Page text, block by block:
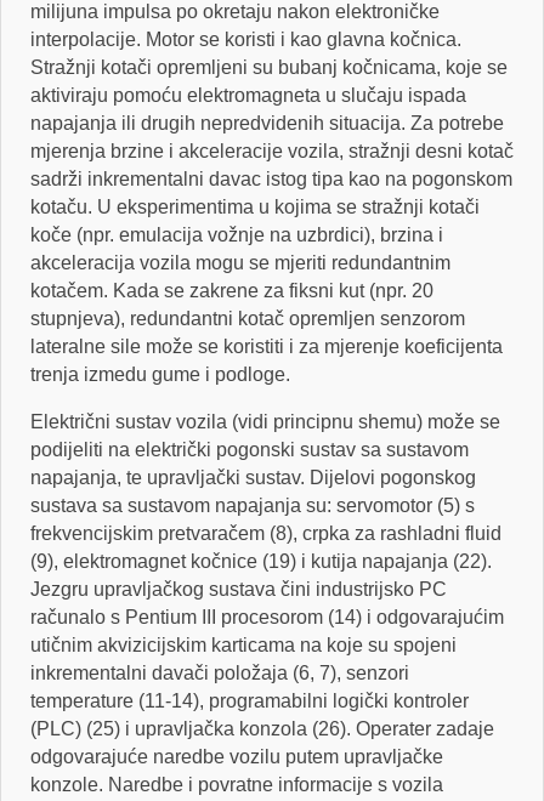
milijuna impulsa po okretaju nakon elektroničke
interpolacije. Motor se koristi i kao glavna kočnica.
Stražnji kotači opremljeni su bubanj kočnicama, koje se
aktiviraju pomoću elektromagneta u slučaju ispada
napajanja ili drugih nepredvidenih situacija. Za potrebe
mjerenja brzine i akceleracije vozila, stražnji desni kotač
sadrži inkrementalni davac istog tipa kao na pogonskom
kotaču. U eksperimentima u kojima se stražnji kotači
koče (npr. emulacija vožnje na uzbrdici), brzina i
akceleracija vozila mogu se mjeriti redundantnim
kotačem. Kada se zakrene za fiksni kut (npr. 20
stupnjeva), redundantni kotač opremljen senzorom
lateralne sile može se koristiti i za mjerenje koeficijenta
trenja izmedu gume i podloge.
Električni sustav vozila (vidi principnu shemu) može se
podijeliti na električki pogonski sustav sa sustavom
napajanja, te upravljački sustav. Dijelovi pogonskog
sustava sa sustavom napajanja su: servomotor (5) s
frekvencijskim pretvaračem (8), crpka za rashladni fluid
(9), elektromagnet kočnice (19) i kutija napajanja (22).
Jezgru upravljačkog sustava čini industrijsko PC
računalo s Pentium III procesorom (14) i odgovarajućim
utičnim akvizicijskim karticama na koje su spojeni
inkrementalni davači položaja (6, 7), senzori
temperature (11-14), programabilni logički kontroler
(PLC) (25) i upravljačka konzola (26). Operater zadaje
odgovarajuće naredbe vozilu putem upravljačke
konzole. Naredbe i povratne informacije s vozila